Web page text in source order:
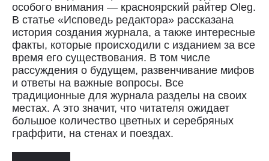
особого внимания — красноярский райтер Oleg.
В статье «Исповедь редактора» рассказана
история создания журнала, а также интересные
факты, которые происходили с изданием за все
время его существования. В том числе
рассуждения о будущем, развенчивание мифов
и ответы на важные вопросы. Все
традиционные для журнала разделы на своих
местах. А это значит, что читателя ожидает
большое количество цветных и серебряных
граффити, на стенах и поездах.
Доставка осуществляется курьерской
службой СДЭК за счёт покупателя.
Сроки доставки: 2−3 дня по Санкт-
Петербургу и 3−8 дней по России.
Самовывоз из магазина в Санкт-
Петербурге возможен
по предварительной договорённости
+7 (921) 433-35-93
ПОЛИТИКА КОНФИДЕНЦИАЛЬНОСТИ↗
Доставка